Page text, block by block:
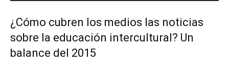
¿Cómo cubren los medios las noticias
sobre la educación intercultural? Un
balance del 2015